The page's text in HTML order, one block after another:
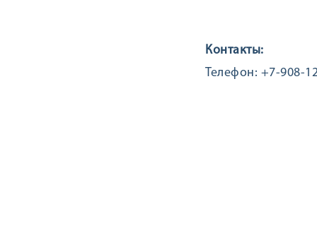
Контакты:
Телефон: +7-908-